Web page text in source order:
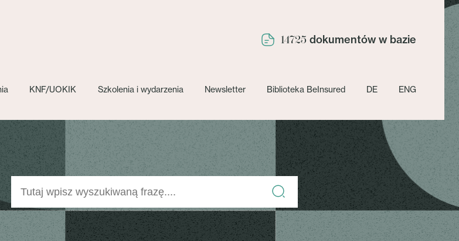
14725 dokumentów w bazie
KNF/UOKIK Szkolenia i wydarzenia Newsletter Biblioteka BeInsured DE ENG